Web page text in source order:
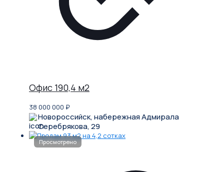
Офис 190,4 м2
38 000 000 ₽
Новороссийск, набережная Адмирала
Серебрякова, 29